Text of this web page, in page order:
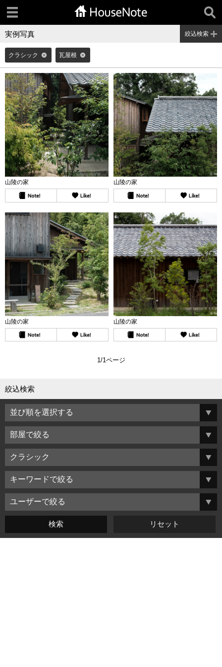
実例写真 絞込検索
クラシック 瓦屋根
山陵の家 山陵の家
山陵の家 山陵の家
1/1ページ
絞込検索